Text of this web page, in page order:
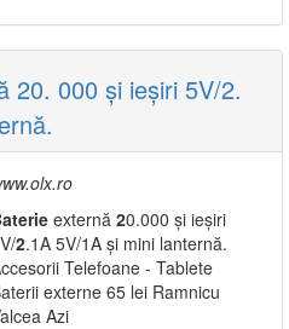
20. 000 și ieșiri 5V/2.
externă 20.000 și ieșiri
2.1A 5V/1A și mini lanternă.
Telefoane - Tablete
externe 65 lei Ramnicu
Azi